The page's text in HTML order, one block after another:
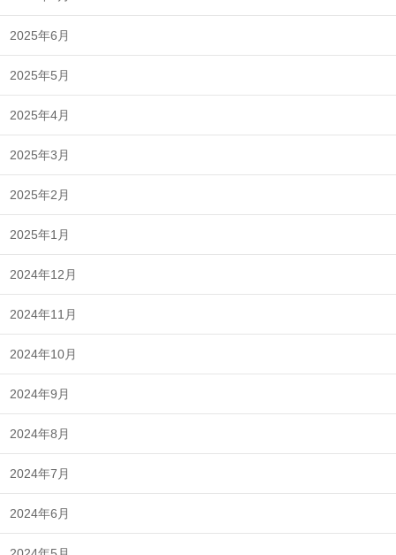
2025年6月
2025年5月
2025年4月
2025年3月
2025年2月
2025年1月
2024年12月
2024年11月
2024年10月
2024年9月
2024年8月
2024年7月
2024年6月